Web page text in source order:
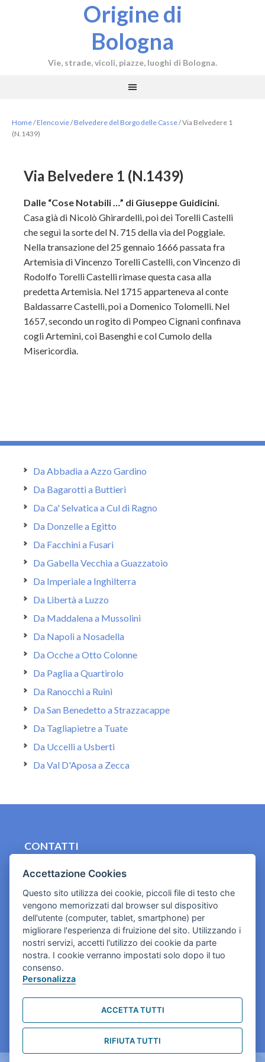
Origine di
Bologna
Vie, strade, vicoli, piazze, luoghi di Bologna.
Home/Elenco vie/Belvedere del Borgo delle Casse/Via Belvedere 1
(N.1439)
Via Belvedere 1 (N.1439)
Dalle “Cose Notabili …” di Giuseppe Guidicini.
Casa già di Nicolò Ghirardelli, poi dei Torelli Castelli
che seguì la sorte del N. 715 della via del Poggiale.
Nella transazione del 25 gennaio 1666 passata fra
Artemisia di Vincenzo Torelli Castelli, con Vincenzo di
Rodolfo Torelli Castelli rimase questa casa alla
predetta Artemisia. Nel 1715 apparteneva al conte
Baldassarre Castelli, poi a Domenico Tolomelli. Nel
1657, secondo un rogito di Pompeo Cignani confinava
cogli Artemini, coi Basenghi e col Cumolo della
Misericordia.
Da Abbadia a Azzo Gardino
Da Bagarotti a Buttieri
Da Ca' Selvatica a Cul di Ragno
Da Donzelle a Egitto
Da Facchini a Fusari
Da Gabella Vecchia a Guazzatoio
Da Imperiale a Inghilterra
Da Libertà a Luzzo
Da Maddalena a Mussolini
Da Napoli a Nosadella
Da Ocche a Otto Colonne
Da Paglia a Quartirolo
Da Ranocchi a Ruini
Da San Benedetto a Strazzacappe
Da Tagliapietre a Tuate
Da Uccelli a Usberti
Da Val D'Aposa a Zecca
CONTATTI
Cookies e informativa privacy
Accettazione Cookies
Questo sito utilizza dei cookie, piccoli file di testo che
vengono memorizzati dal browser sul dispositivo
dell'utente (computer, tablet, smartphone) per
migliorare l'esperienza di fruizione del sito. Utilizzando i
nostri servizi, accetti l'utilizzo dei cookie da parte
nostra. I cookie verranno impostati solo dopo il tuo
consenso.
Personalizza
ACCETTA TUTTI
RIFIUTA TUTTI